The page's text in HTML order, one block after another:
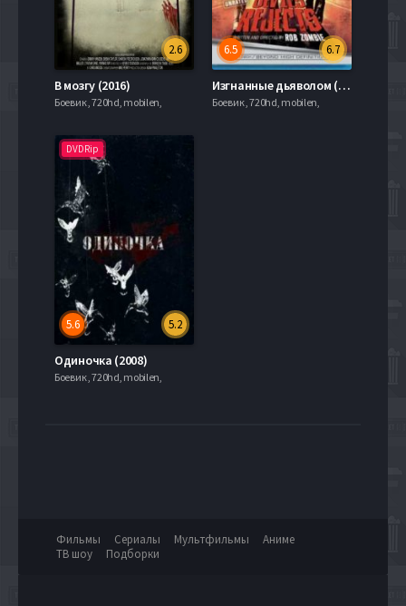
2.6
В мозгу (2016)
Боевик , 720hd, mobilen,
6.7
6.5
Изгнанные дьяволом (2005)
Боевик , 720hd, mobilen,
DVDRip
5.2
5.6
Одиночка (2008)
Боевик , 720hd, mobilen,
Фильмы Сериалы Мультфильмы
Аниме
ТВ шоу
Подборки